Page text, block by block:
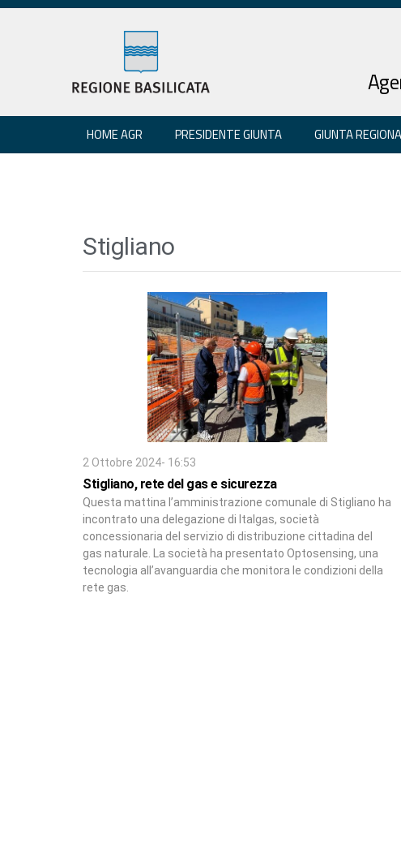
HOME AGR PRESIDENTE GIUNTA GIUNTA
Stigliano
2 Ottobre 2024- 16:53
Stigliano, rete del gas e sicurezza
Questa mattina l’amministrazione comunale di Stigliano ha
incontrato una delegazione di Italgas, società
concessionaria del servizio di distribuzione cittadina del
gas naturale. La società ha presentato Optosensing, una
tecnologia all’avanguardia che monitora le condizioni della
rete gas.